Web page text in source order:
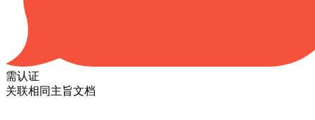
需认证
关联相同主旨文档